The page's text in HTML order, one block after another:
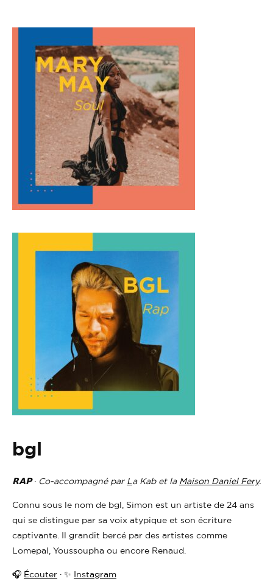
bgl
𝗥𝗔𝗣· Co-accompagné par L a Kab et la Maison Daniel Fery.
Connu sous le nom de bgl, Simon est un artiste de 24 ans
qui se distingue par sa voix atypique et son écriture
captivante. Il grandit bercé par des artistes comme
Lomepal, Youssoupha ou encore Renaud.
🎧 Écouter · ✨ Instagram